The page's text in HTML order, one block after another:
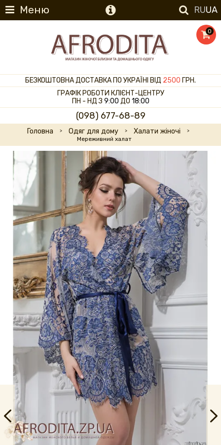
Меню RUUA
0
БЕЗКОШТОВНА ДОСТАВКА ПО УКРАЇНІ ВІД 2500 ГРН.
ГРАФІК РОБОТИ КЛІЄНТ-ЦЕНТРУ
ПН - НД З 9:00 ДО 18:00
(098) 677-68-89
Головна Одяг для дому Халати жіночі
Мереживний халат